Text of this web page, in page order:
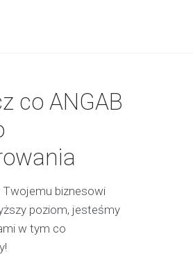
co ANGAB
biznesowi
poziom, jesteśmy
w tym co